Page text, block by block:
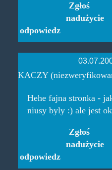
odpowiedz
Zgłoś
nadużycie
KACZY
Hehe fajna stronka -
niusy byly :) ale jest
odpowiedz
Zgłoś
nadużycie